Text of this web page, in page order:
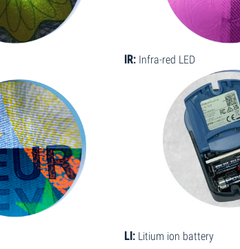
IR: Infra-red LED
LI: Litium ion battery